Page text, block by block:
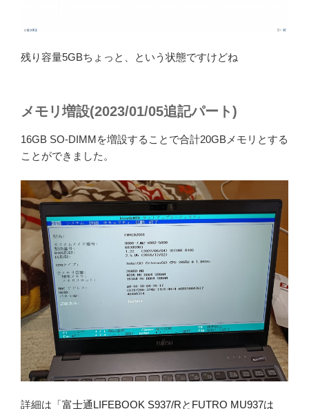
残り容量5GBちょっと、という状態ですけどね
メモリ増設(2023/01/05追記パート)
16GB SO-DIMMを増設することで合計20GBメモリとする
ことができました。
詳細は「 富士通LIFEBOOK S937/RとFUTRO MU937は